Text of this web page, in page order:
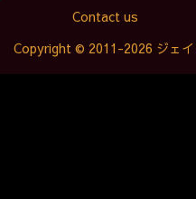
Contact us
Copyright © 2011-2026 ジェ